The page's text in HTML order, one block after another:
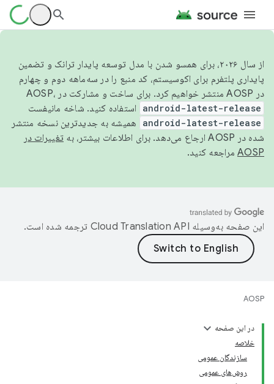
از سال ۲۰۲۶، برای همسو شدن با مدل توسعه پایدار ترانک و تضمین
پایداری پلتفرم برای اکوسیستم، کد منبع را در سه‌ماهه دوم و چهارم
در AOSP منتشر خواهیم کرد. برای ساخت و مشارکت در AOSP،
android-latest-release استفاده کنید. شاخه مانیفست
android-latest-release
همیشه به جدیدترین نسخه منتشر
شده در AOSP ارجاع می‌دهد. برای اطلاعات بیشتر، به
تغییرات در
AOSP مراجعه کنید.
این صفحه به‌وسیله ترجمه شده است.
AOSP
در این صفحه
خلاصه
سازندگان عمومی
روش‌های عمومی